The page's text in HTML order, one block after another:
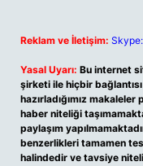
Reklam ve İletişim:
Yasal Uyarı: Bu internet
şirketi ile hiçbir
hazırladığımız
haber niteliği
paylaşım
benzerlikleri tamamen
halindedir ve tavsiye